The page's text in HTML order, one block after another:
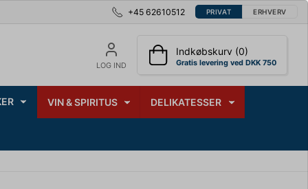
+45 62610512 PRIVAT ERHVERV
LOG IND
Indkøbskurv (0)
Gratis levering ved DKK 750
VIN & SPIRITUS DELIKATESSER